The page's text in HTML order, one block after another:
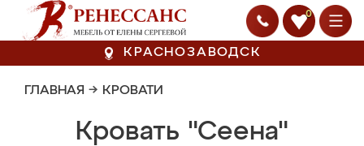
0
КРАСНОЗАВОДСК
ГЛАВНАЯ → КРОВАТИ
Кровать "Сеена"